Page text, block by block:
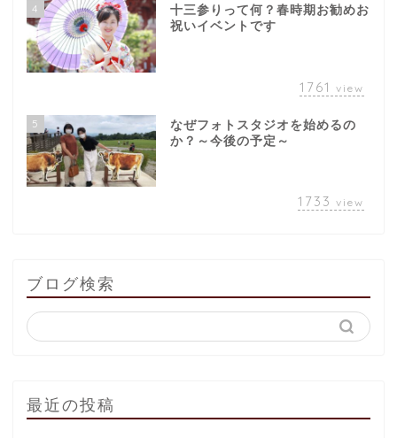
4
十三参りって何？春時期お勧めお
祝いイベントです
1761 view
5
なぜフォトスタジオを始めるの
か？～今後の予定～
1733 view
ブログ検索
最近の投稿